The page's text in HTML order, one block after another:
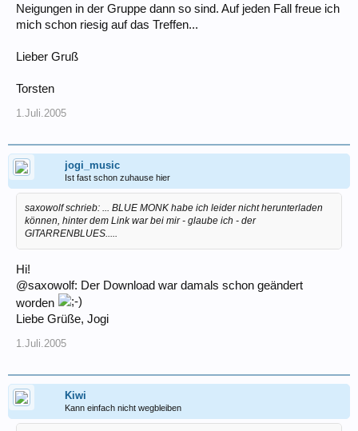
Neigungen in der Gruppe dann so sind. Auf jeden Fall freue ich
mich schon riesig auf das Treffen...
Lieber Gruß
Torsten
1.Juli.2005
jogi_music
Ist fast schon zuhause hier
saxowolf schrieb: ... BLUE MONK habe ich leider nicht herunterladen
können, hinter dem Link war bei mir - glaube ich - der
GITARRENBLUES.....
Hi!
@saxowolf: Der Download war damals schon geändert
worden
Liebe Grüße, Jogi
1.Juli.2005
Kiwi
Kann einfach nicht wegbleiben